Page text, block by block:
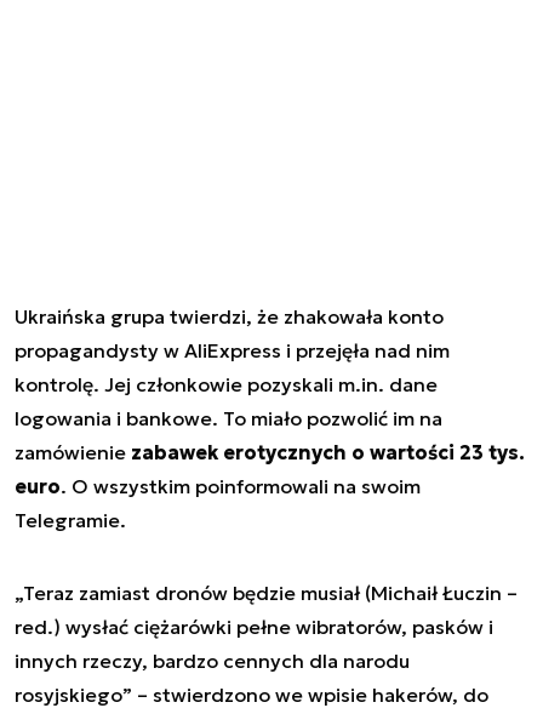
Ukraińska grupa twierdzi, że zhakowała konto
propagandysty w AliExpress i przejęła nad nim
kontrolę. Jej członkowie pozyskali m.in. dane
logowania i bankowe. To miało pozwolić im na
zamówienie zabawek erotycznych o wartości 23 tys.
euro. O wszystkim poinformowali na swoim
Telegramie.
„Teraz zamiast dronów będzie musiał (Michaił Łuczin –
red.) wysłać ciężarówki pełne wibratorów, pasków i
innych rzeczy, bardzo cennych dla narodu
rosyjskiego” – stwierdzono we wpisie hakerów, do